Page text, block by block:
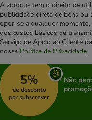
A zooplus tem o direito de
publicidade direta de bens ou
opor-se a qualquer
dos custos básicos de
Serviço de Apoio ao Cliente
nossa Política de Privacidade
5%
de desconto
por subscrever
Não